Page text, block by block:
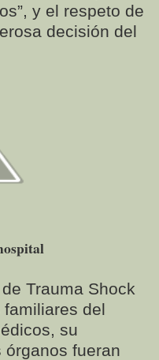
y el respeto de
decisión del
Trauma Shock
del
su
órganos fueran